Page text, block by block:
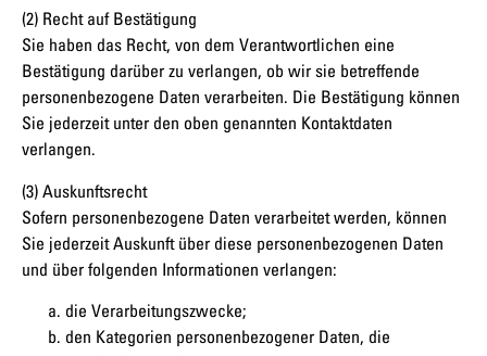
(2) Recht auf Bestätigung
Sie haben das Recht, von dem Verantwortlichen eine
Bestätigung darüber zu verlangen, ob wir sie betreffende
personenbezogene Daten verarbeiten. Die Bestätigung können
Sie jederzeit unter den oben genannten Kontaktdaten
verlangen.
(3) Auskunftsrecht
Sofern personenbezogene Daten verarbeitet werden, können
Sie jederzeit Auskunft über diese personenbezogenen Daten
und über folgenden Informationen verlangen:
die Verarbeitungszwecke;
den Kategorien personenbezogener Daten, die